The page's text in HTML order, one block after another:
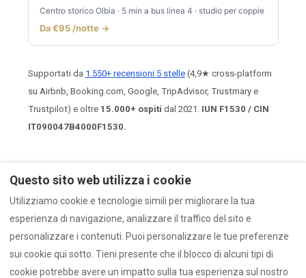
Centro storico Olbia · 5 min a bus linea 4 · studio per coppie
Da €95 /notte →
Supportati da 1.550+ recensioni 5 stelle(4,9★ cross-platform
su Airbnb, Booking.com, Google, TripAdvisor, Trustmary e
Trustpilot) e oltre 15.000+ ospiti dal 2021. IUN F1530 / CIN
IT090047B4000F1530.
Domande frequenti
Quanto costa la spiaggia in Sardegna?
Si può prenotare Cala Brandinchi?
Questo sito web utilizza i cookie
Utilizziamo cookie e tecnologie simili per migliorare la tua
esperienza di navigazione, analizzare il traffico del sito e
personalizzare i contenuti. Puoi personalizzare le tue preferenze
sui cookie qui sotto. Tieni presente che il blocco di alcuni tipi di
cookie potrebbe avere un impatto sulla tua esperienza sul nostro